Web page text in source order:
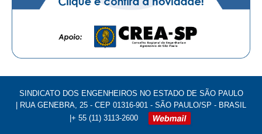
SINDICATO DOS ENGENHEIROS NO ESTADO DE SÃO PAULO
| RUA GENEBRA, 25 - CEP 01316-901 - SÃO PAULO/SP - BRASIL
|+ 55 (11) 3113-2600